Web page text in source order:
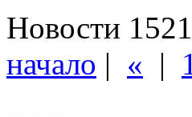
Новости
начало | « |